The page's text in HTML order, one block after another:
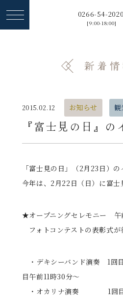
0266-54-2020
[9:00-18:00]
新着情
『富士見の日』の
2015.02.12 お知らせ 観
「富士見の日」（2月23日）の
今年は、2月22日（日）に富士
★オープニングセレモニー 午
フォトコンテストの表彰式が
・デキシーバンド演奏 1回
目午前11時30分～
・オカリナ演奏 1回目